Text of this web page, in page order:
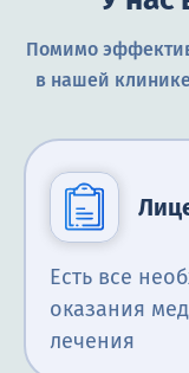
Помимо
в нашей
Есть все
оказания
лечения